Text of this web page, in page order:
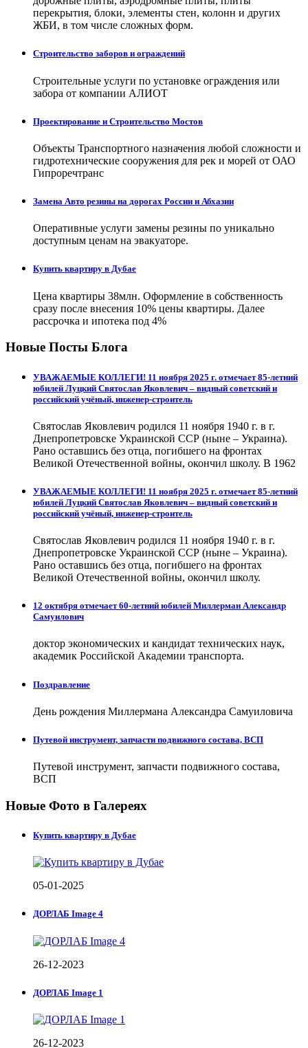
перекрытия, блоки, элементы стен, колонн и других
ЖБИ, в том числе сложных форм.
Строительство заборов и ограждений
Строительные услуги по установке ограждения или
забора от компании АЛИОТ
Проектирование и Строительство Мостов
Объекты Транспортного назначения любой сложности и
гидротехнические сооружения для рек и морей от ОАО
Гипроречтранс
Замена Авто резины на дорогах России и Абхазии
Оперативные услуги замены резины по уникально
доступным ценам на эвакуаторе.
Купить квартиру в Дубае
Цена квартиры 38млн. Оформление в собственность
сразу после внесения 10% цены квартиры. Далее
рассрочка и ипотека под 4%
Новые Посты Блога
УВАЖАЕМЫЕ КОЛЛЕГИ! 11 ноября 2025 г. отмечает 85-летний
юбилей Луцкий Святослав Яковлевич – видный советский и
российский учёный, инженер-строитель
Святослав Яковлевич родился 11 ноября 1940 г. в г.
Днепропетровске Украинской ССР (ныне – Украина).
Рано оставшись без отца, погибшего на фронтах
Великой Отечественной войны, окончил школу. В 1962
УВАЖАЕМЫЕ КОЛЛЕГИ! 11 ноября 2025 г. отмечает 85-летний
юбилей Луцкий Святослав Яковлевич – видный советский и
российский учёный, инженер-строитель
Святослав Яковлевич родился 11 ноября 1940 г. в г.
Днепропетровске Украинской ССР (ныне – Украина).
Рано оставшись без отца, погибшего на фронтах
Великой Отечественной войны, окончил школу.
12 октября отмечает 60-летний юбилей Миллерман Александр
Самуилович
доктор экономических и кандидат технических наук,
академик Российской Академии транспорта.
Поздравление
День рождения Миллермана Александра Самуиловича
Путевой инструмент, запчасти подвижного состава, ВСП
Путевой инструмент, запчасти подвижного состава,
ВСП
Новые Фото в Галереях
Купить квартиру в Дубае
05-01-2025
ДОРЛАБ Image 4
26-12-2023
ДОРЛАБ Image 1
26-12-2023